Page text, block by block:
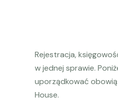
Rejestracja,
w jednej sprawie.
uporządkować
House.